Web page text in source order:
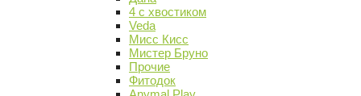
4 с хвостиком
Veda
Мисс Кисс
Мистер Бруно
Прочие
Фитодок